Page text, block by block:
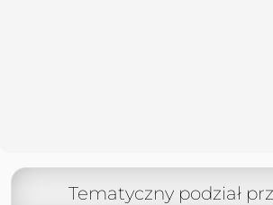
Tematyczny podział